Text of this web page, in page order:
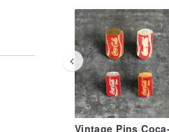
Vintage Pins